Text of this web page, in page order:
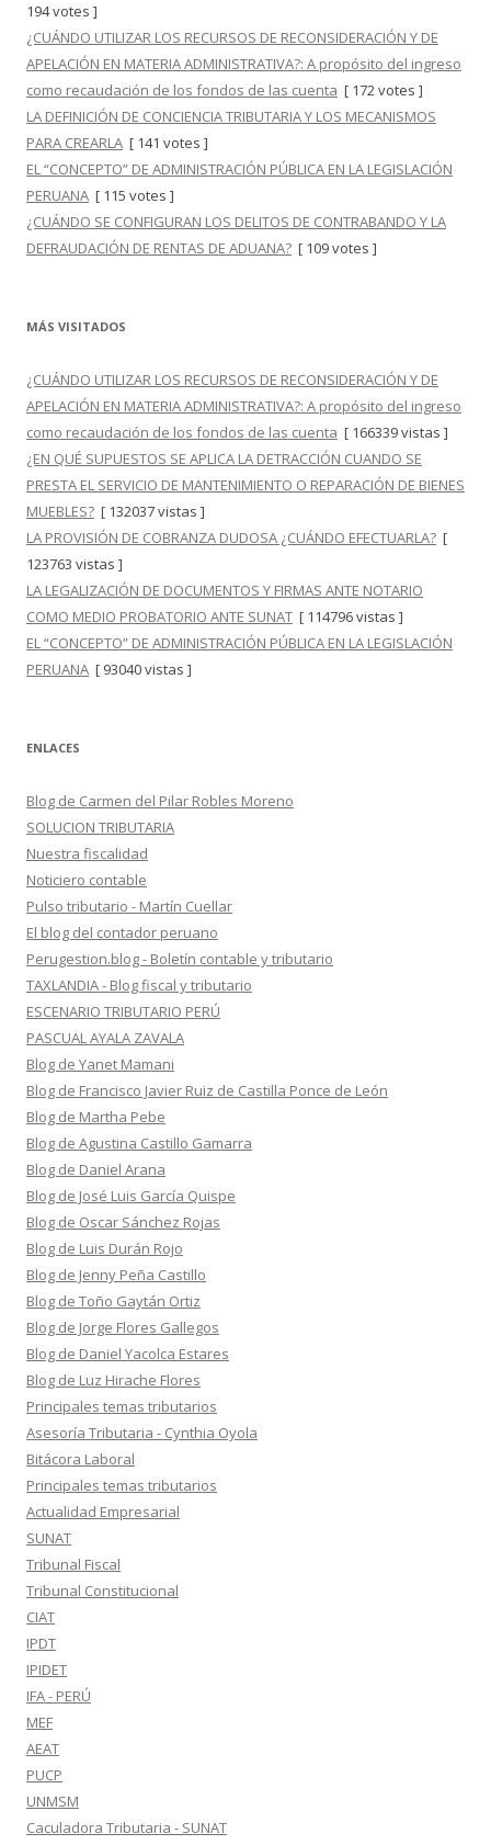
194 votes ]
¿CUÁNDO UTILIZAR LOS RECURSOS DE RECONSIDERACIÓN Y DE
APELACIÓN EN MATERIA ADMINISTRATIVA?: A propósito del ingreso
como recaudación de los fondos de las cuenta [ 172 votes ]
LA DEFINICIÓN DE CONCIENCIA TRIBUTARIA Y LOS MECANISMOS
PARA CREARLA [ 141 votes ]
EL “CONCEPTO” DE ADMINISTRACIÓN PÚBLICA EN LA LEGISLACIÓN
PERUANA [ 115 votes ]
¿CUÁNDO SE CONFIGURAN LOS DELITOS DE CONTRABANDO Y LA
DEFRAUDACIÓN DE RENTAS DE ADUANA? [ 109 votes ]
MÁS VISITADOS
¿CUÁNDO UTILIZAR LOS RECURSOS DE RECONSIDERACIÓN Y DE
APELACIÓN EN MATERIA ADMINISTRATIVA?: A propósito del ingreso
como recaudación de los fondos de las cuenta [ 166339 vistas ]
¿EN QUÉ SUPUESTOS SE APLICA LA DETRACCIÓN CUANDO SE
PRESTA EL SERVICIO DE MANTENIMIENTO O REPARACIÓN DE BIENES
MUEBLES? [ 132037 vistas ]
LA PROVISIÓN DE COBRANZA DUDOSA ¿CUÁNDO EFECTUARLA? [
123763 vistas ]
LA LEGALIZACIÓN DE DOCUMENTOS Y FIRMAS ANTE NOTARIO
COMO MEDIO PROBATORIO ANTE SUNAT [ 114796 vistas ]
EL “CONCEPTO” DE ADMINISTRACIÓN PÚBLICA EN LA LEGISLACIÓN
PERUANA [ 93040 vistas ]
ENLACES
Blog de Carmen del Pilar Robles Moreno
SOLUCION TRIBUTARIA
Nuestra fiscalidad
Noticiero contable
Pulso tributario - Martín Cuellar
El blog del contador peruano
Perugestion.blog - Boletín contable y tributario
TAXLANDIA - Blog fiscal y tributario
ESCENARIO TRIBUTARIO PERÚ
PASCUAL AYALA ZAVALA
Blog de Yanet Mamani
Blog de Francisco Javier Ruiz de Castilla Ponce de León
Blog de Martha Pebe
Blog de Agustina Castillo Gamarra
Blog de Daniel Arana
Blog de José Luis García Quispe
Blog de Oscar Sánchez Rojas
Blog de Luis Durán Rojo
Blog de Jenny Peña Castillo
Blog de Toño Gaytán Ortiz
Blog de Jorge Flores Gallegos
Blog de Daniel Yacolca Estares
Blog de Luz Hirache Flores
Principales temas tributarios
Asesoría Tributaria - Cynthia Oyola
Bitácora Laboral
Principales temas tributarios
Actualidad Empresarial
SUNAT
Tribunal Fiscal
Tribunal Constitucional
CIAT
IPDT
IPIDET
IFA - PERÚ
MEF
AEAT
PUCP
UNMSM
Caculadora Tributaria - SUNAT